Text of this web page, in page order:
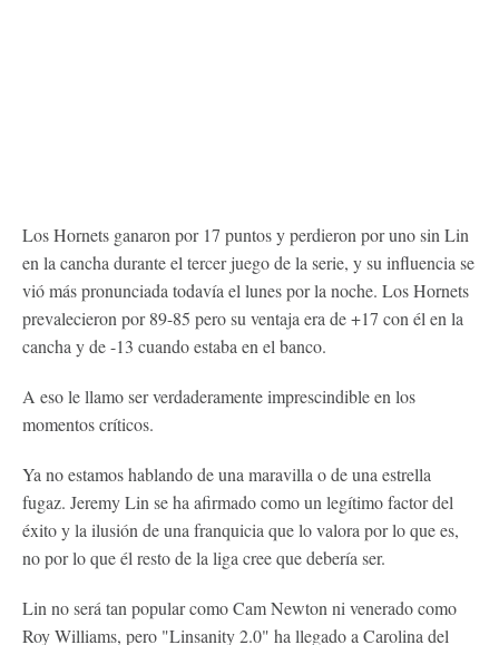
Los Hornets ganaron por 17 puntos y perdieron por uno sin Lin
en la cancha durante el tercer juego de la serie, y su influencia se
vió más pronunciada todavía el lunes por la noche. Los Hornets
prevalecieron por 89-85 pero su ventaja era de +17 con él en la
cancha y de -13 cuando estaba en el banco.
A eso le llamo ser verdaderamente imprescindible en los
momentos críticos.
Ya no estamos hablando de una maravilla o de una estrella
fugaz. Jeremy Lin se ha afirmado como un legítimo factor del
éxito y la ilusión de una franquicia que lo valora por lo que es,
no por lo que él resto de la liga cree que debería ser.
Lin no será tan popular como Cam Newton ni venerado como
Roy Williams, pero "Linsanity 2.0" ha llegado a Carolina del